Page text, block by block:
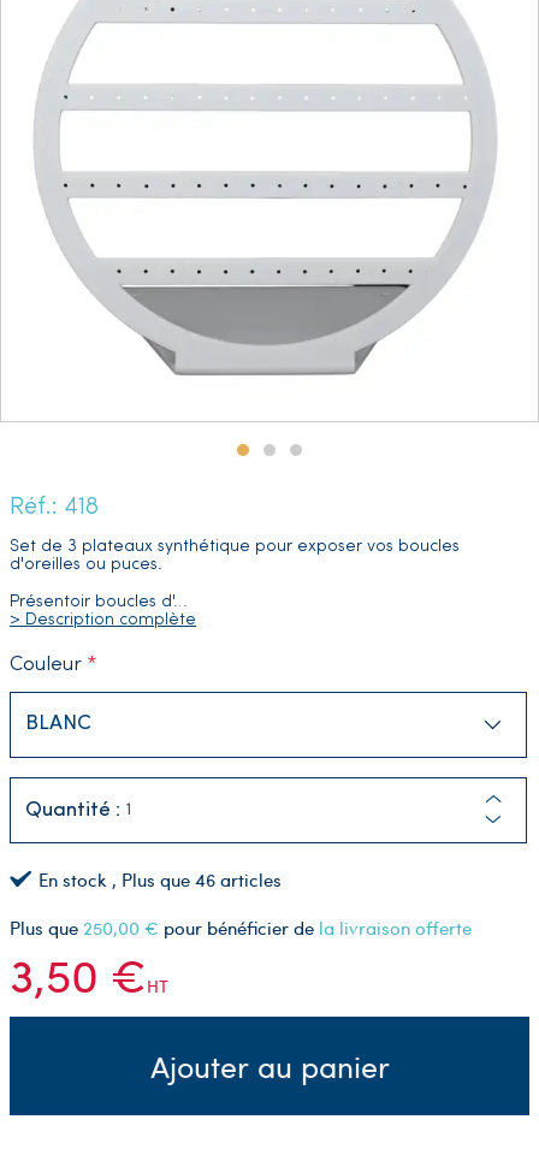
Réf.: 418
Set de 3 plateaux synthétique pour exposer vos boucles
d'oreilles ou puces.
Présentoir boucles d' …
> Description complète
Couleur
Quantité :
En stock , Plus que 46 articles
Plus que 250,00 € pour bénéficier de la livraison offerte
3,50 €HT
Ajouter au panier